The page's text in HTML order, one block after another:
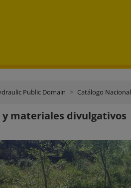
Public Domain Catálogo
y materiales divulgativos